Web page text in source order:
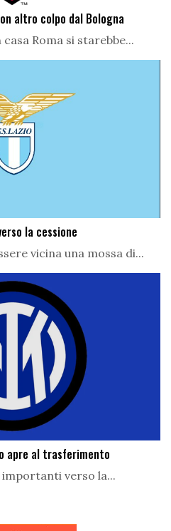
altro colpo dal Bologna
Roma si starebbe...
la cessione
vicina una mossa di...
apre al trasferimento
verso la...